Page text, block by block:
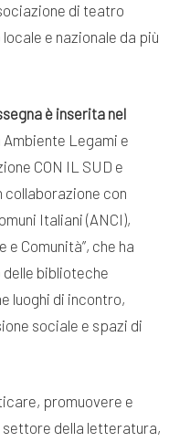
di teatro
e nazionale da più
è inserita nel
Legami e
CON IL SUD e
collaborazione con
Italiani (ANCI),
Comunità”, che ha
delle biblioteche
luoghi di incontro,
sociale e spazi di
promuovere e
settore della letteratura,